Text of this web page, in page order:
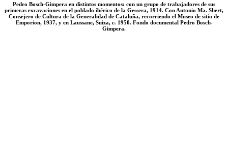
Pedro Bosch-Gimpera en distintos momentos: con un grupo de trabajadores de sus
primeras excavaciones en el poblado ibérico de la Gessera, 1914. Con Antonio Ma. Sbert,
Consejero de Cultura de la Generalidad de Cataluña, recorriendo el Museo de sitio de
Emporion, 1937, y en Laussane, Suiza, c. 1950. Fondo documental Pedro Bosch-
Gimpera.